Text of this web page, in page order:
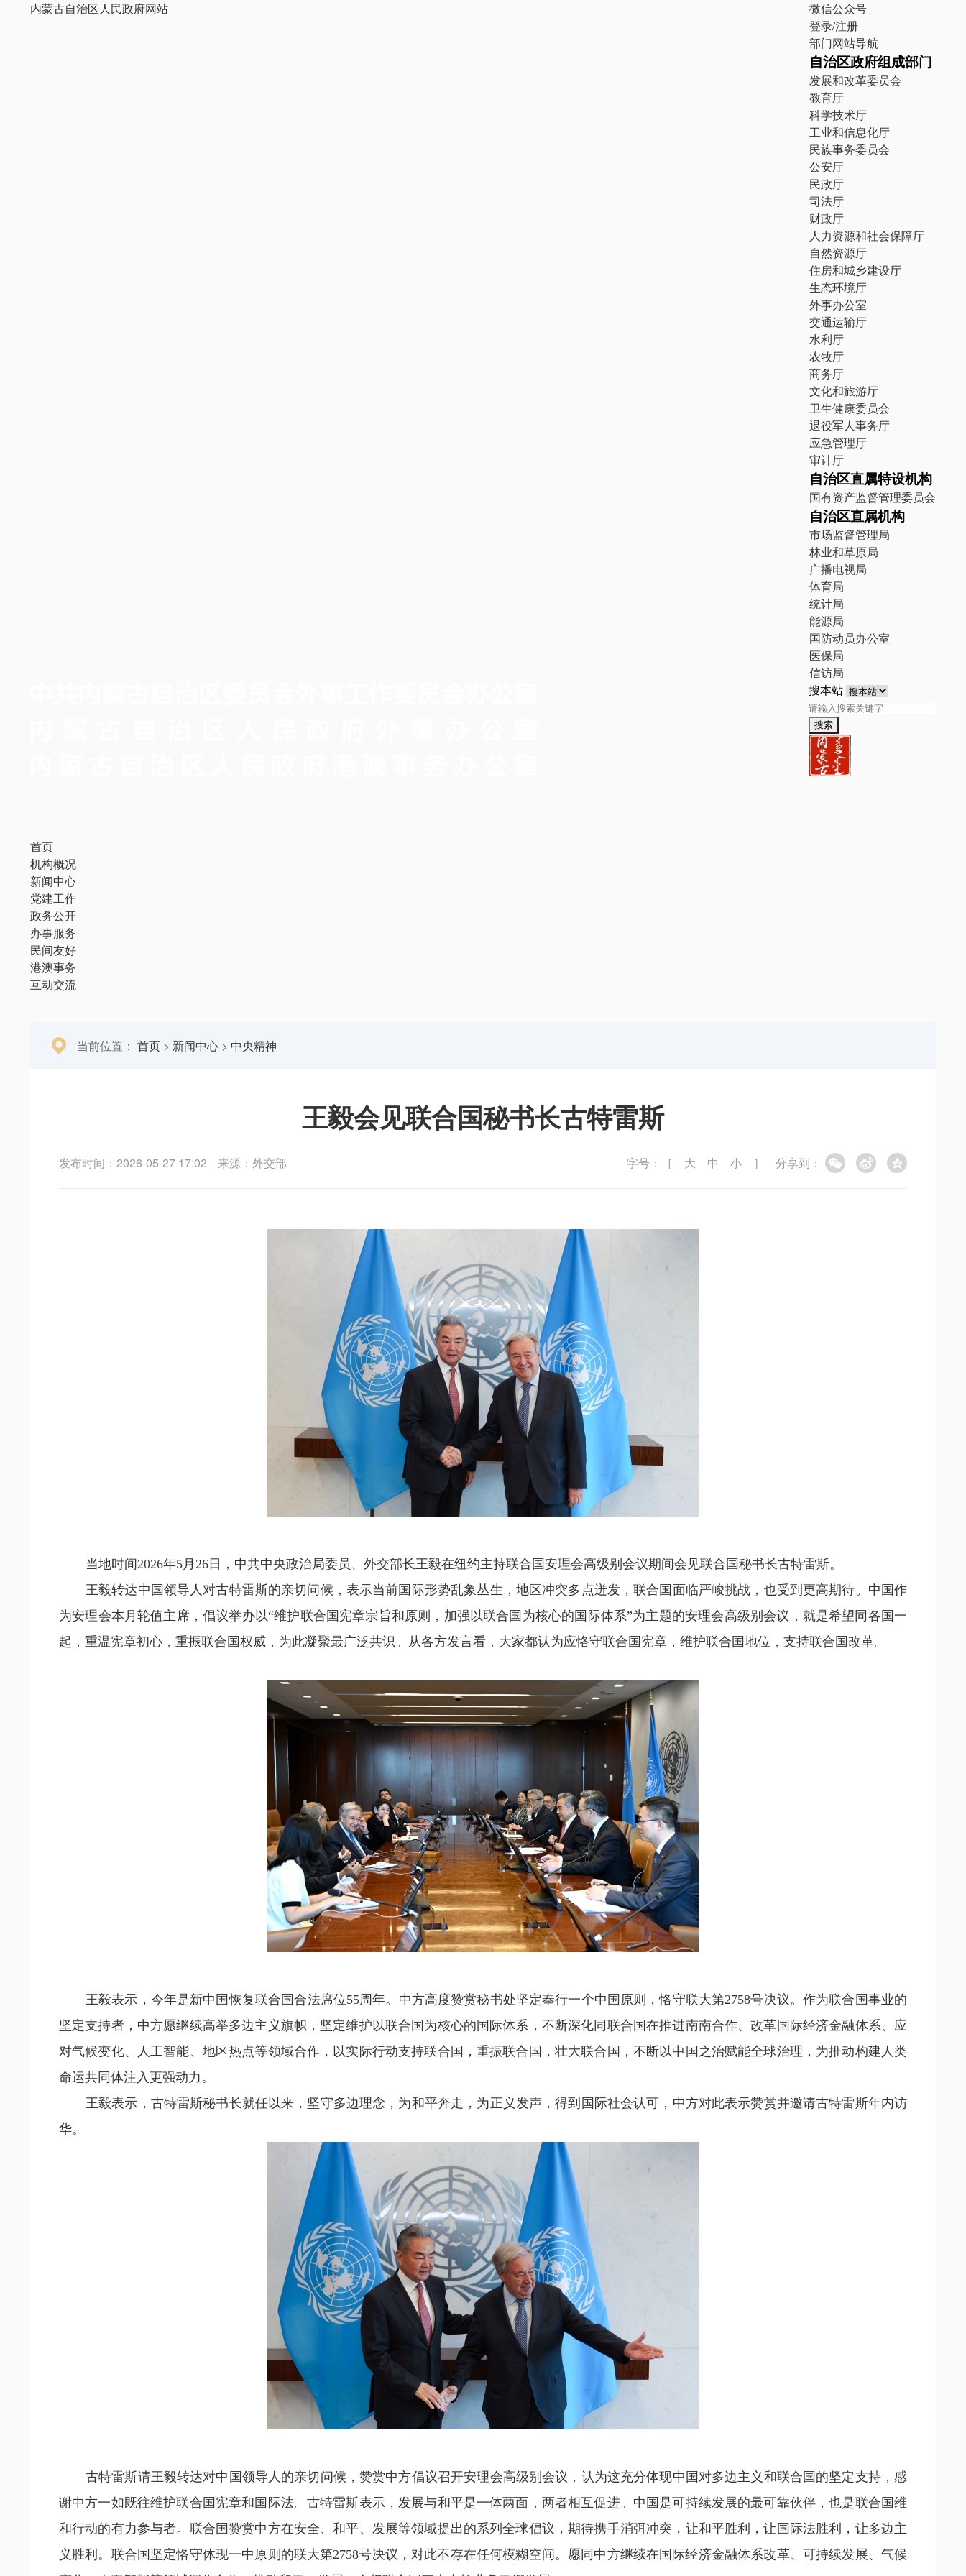
内蒙古自治区人民政府网站
微信公众号
登录/注册
部门网站导航
自治区政府组成部门
发展和改革委员会
教育厅
科学技术厅
工业和信息化厅
民族事务委员会
公安厅
民政厅
司法厅
财政厅
人力资源和社会保障厅
自然资源厅
住房和城乡建设厅
生态环境厅
外事办公室
交通运输厅
水利厅
农牧厅
商务厅
文化和旅游厅
卫生健康委员会
退役军人事务厅
应急管理厅
审计厅
自治区直属特设机构
国有资产监督管理委员会
自治区直属机构
市场监督管理局
林业和草原局
广播电视局
体育局
统计局
能源局
国防动员办公室
医保局
信访局
搜本站
搜索
首页
机构概况
新闻中心
党建工作
政务公开
办事服务
民间友好
港澳事务
互动交流
当前位置： 首页 > 新闻中心 > 中央精神
王毅会见联合国秘书长古特雷斯
发布时间：2026-05-27 17:02 来源：外交部 字号：［ 大 中 小 ］ 分享到：
当地时间2026年5月26日，中共中央政治局委员、外交部长王毅在纽约主持联合国安理会高级别会议期间会见联合国秘书长古特雷斯。
王毅转达中国领导人对古特雷斯的亲切问候，表示当前国际形势乱象丛生，地区冲突多点迸发，联合国面临严峻挑战，也受到更高期待。中国作
为安理会本月轮值主席，倡议举办以“维护联合国宪章宗旨和原则，加强以联合国为核心的国际体系”为主题的安理会高级别会议，就是希望同各国一
起，重温宪章初心，重振联合国权威，为此凝聚最广泛共识。从各方发言看，大家都认为应恪守联合国宪章，维护联合国地位，支持联合国改革。
王毅表示，今年是新中国恢复联合国合法席位55周年。中方高度赞赏秘书处坚定奉行一个中国原则，恪守联大第2758号决议。作为联合国事业的
坚定支持者，中方愿继续高举多边主义旗帜，坚定维护以联合国为核心的国际体系，不断深化同联合国在推进南南合作、改革国际经济金融体系、应
对气候变化、人工智能、地区热点等领域合作，以实际行动支持联合国，重振联合国，壮大联合国，不断以中国之治赋能全球治理，为推动构建人类
命运共同体注入更强动力。
王毅表示，古特雷斯秘书长就任以来，坚守多边理念，为和平奔走，为正义发声，得到国际社会认可，中方对此表示赞赏并邀请古特雷斯年内访
华。
古特雷斯请王毅转达对中国领导人的亲切问候，赞赏中方倡议召开安理会高级别会议，认为这充分体现中国对多边主义和联合国的坚定支持，感
谢中方一如既往维护联合国宪章和国际法。古特雷斯表示，发展与和平是一体两面，两者相互促进。中国是可持续发展的最可靠伙伴，也是联合国维
和行动的有力参与者。联合国赞赏中方在安全、和平、发展等领域提出的系列全球倡议，期待携手消弭冲突，让和平胜利，让国际法胜利，让多边主
义胜利。联合国坚定恪守体现一中原则的联大第2758号决议，对此不存在任何模糊空间。愿同中方继续在国际经济金融体系改革、可持续发展、气候